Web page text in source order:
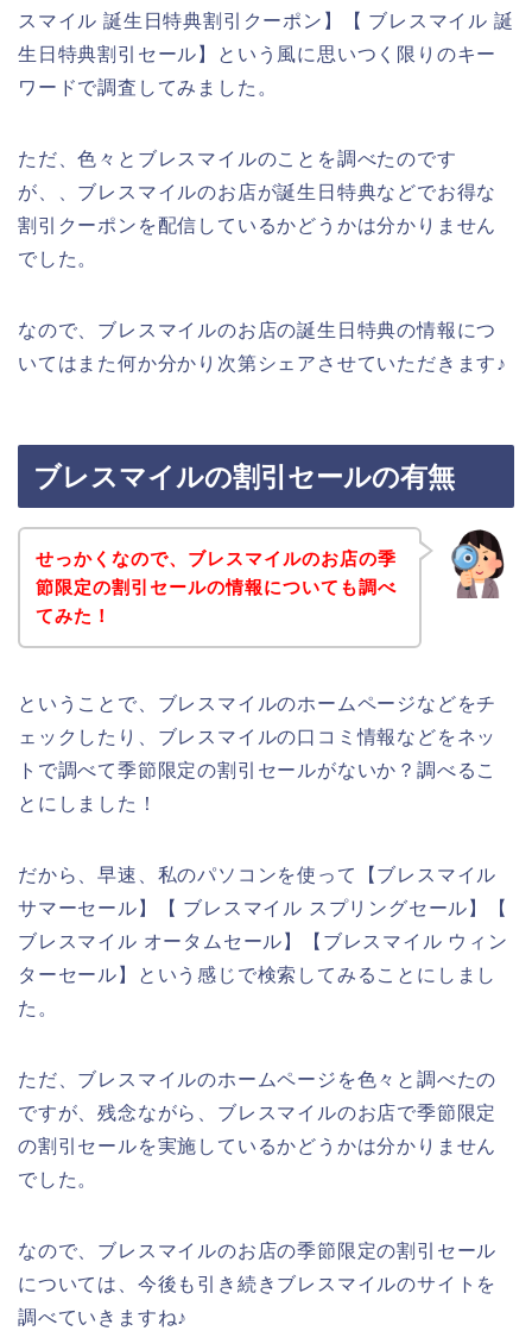
スマイル 誕生日特典割引クーポン】【 ブレスマイル 誕
生日特典割引セール】という風に思いつく限りのキー
ワードで調査してみました。
ただ、色々とブレスマイルのことを調べたのです
が、、ブレスマイルのお店が誕生日特典などでお得な
割引クーポンを配信しているかどうかは分かりません
でした。
なので、ブレスマイルのお店の誕生日特典の情報につ
いてはまた何か分かり次第シェアさせていただきます♪
ブレスマイルの割引セールの有無
せっかくなので、ブレスマイルのお店の季
節限定の割引セールの情報についても調べ
てみた！
ということで、ブレスマイルのホームページなどをチ
ェックしたり、ブレスマイルの口コミ情報などをネッ
トで調べて季節限定の割引セールがないか？調べるこ
とにしました！
だから、早速、私のパソコンを使って【ブレスマイル
サマーセール】【 ブレスマイル スプリングセール】【
ブレスマイル オータムセール】【ブレスマイル ウィン
ターセール】という感じで検索してみることにしまし
た。
ただ、ブレスマイルのホームページを色々と調べたの
ですが、残念ながら、ブレスマイルのお店で季節限定
の割引セールを実施しているかどうかは分かりません
でした。
なので、ブレスマイルのお店の季節限定の割引セール
については、今後も引き続きブレスマイルのサイトを
調べていきますね♪